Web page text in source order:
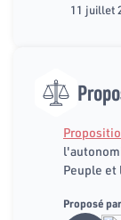
11 juillet
Peuple
Proposé